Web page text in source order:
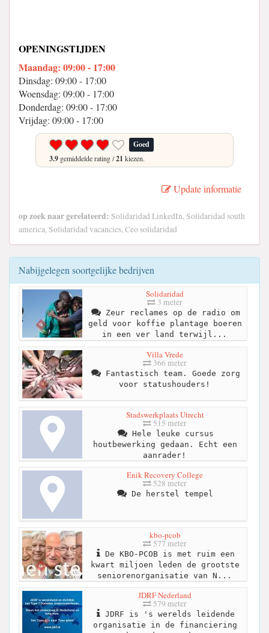
OPENINGSTIJDEN
Maandag: 09:00 - 17:00
Dinsdag: 09:00 - 17:00
Woensdag: 09:00 - 17:00
Donderdag: 09:00 - 17:00
Vrijdag: 09:00 - 17:00
Goed
3.9 gemiddelde rating /21 kiezen.
Update informatie
op zoek naar gerelateerd: Solidaridad LinkedIn, Solidaridad south
america, Solidaridad vacancies, Ceo solidaridad
Nabijgelegen soortgelijke bedrijven
Solidaridad
3 meter
Zeur reclames op de radio om
geld voor koffie plantage boeren
in een ver land terwijl...
Villa Vrede
366 meter
Fantastisch team. Goede zorg
voor statushouders!
Stadswerkplaats Utrecht
515 meter
Hele leuke cursus
houtbewerking gedaan. Echt een
aanrader!
Enik Recovery College
528 meter
De herstel tempel
kbo-pcob
577 meter
De KBO-PCOB is met ruim een
kwart miljoen leden de grootste
seniorenorganisatie van N...
JDRF Nederland
579 meter
JDRF is 's werelds leidende
organisatie in de financiering